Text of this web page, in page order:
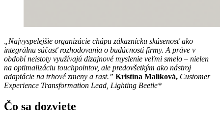
„Najvyspelejšie organizácie chápu zákaznícku skúsenosť ako
integrálnu súčasť rozhodovania o budúcnosti firmy. A práve v
období neistoty využívajú dizajnové myslenie veľmi smelo – nielen
na optimalizáciu touchpointov, ale predovšetkým ako nástroj
adaptácie na trhové zmeny a rast.” Kristína Malíková, Customer
Experience Transformation Lead, Lighting Beetle*
Čo sa dozviete